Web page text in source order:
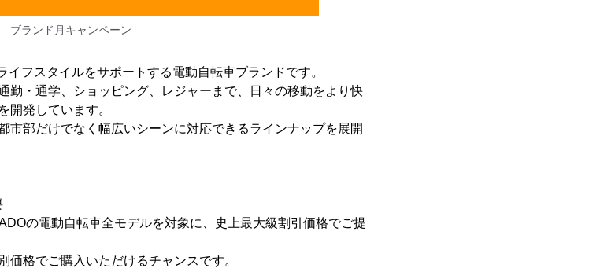
ブランド月キャンペーン
フスタイルをサポートする電動自転車ブランドです。
勤・通学、ショッピング、レジャーまで、日々の移動をより快
開発しています。
市部だけでなく幅広いシーンに対応できるラインナップを展開
の電動自転車全モデルを対象に、史上最大級割引価格でご提
格でご購入いただけるチャンスです。